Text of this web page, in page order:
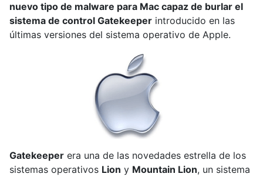
nuevo tipo de malware para Mac capaz de burlar el
sistema de control Gatekeeper introducido en las
últimas versiones del sistema operativo de Apple.
Gatekeeper era una de las novedades estrella de los
sistemas operativos Lion y Mountain Lion, un sistema